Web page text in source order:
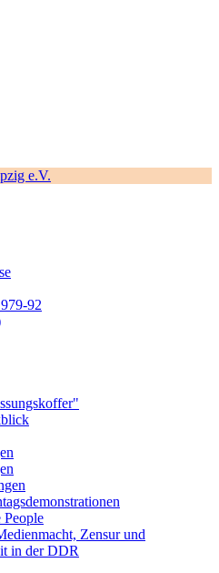
92
People
Zensur und
in der DDR